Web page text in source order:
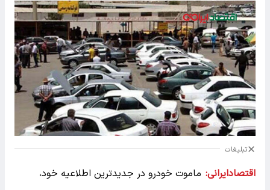
تبلیغات
اقتصادایرانی: ماموت خودرو در جدیدترین اطلاعیه خود،